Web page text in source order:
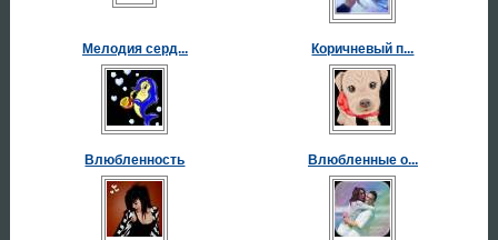
Мелодия серд... Коричневый п...
Влюбленность Влюбленные о...